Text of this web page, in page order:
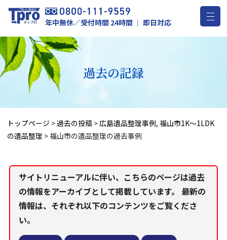
年中無休／受付時間 24時間 ｜ 即日対応
過去の記録
トップページ >過去の投稿 >広島遺品整理事例, 福山市1K～1LDK
の遺品整理 >福山市の遺品整理の過去事例
サイトリニューアルに伴い、こちらのページは過去
の情報をアーカイブとして掲載しています。 最新の
情報は、それぞれ以下のコンテンツをご覧くださ
い。